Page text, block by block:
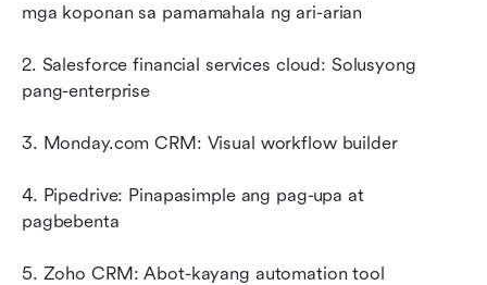
mga koponan sa pamamahala ng ari-arian
2. Salesforce financial services cloud: Solusyong
pang-enterprise
3. Monday.com CRM: Visual workflow builder
4. Pipedrive: Pinapasimple ang pag-upa at
pagbebenta
5. Zoho CRM: Abot-kayang automation tool